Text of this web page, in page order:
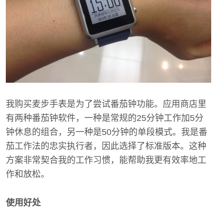
我购买麦步手表是为了尝试番茄钟功能。应用商店里
有两种番茄钟软件，一种是常规的25分钟工作加5分
钟休息的组合，另一种是50分钟的单段模式。我是番
茄工作法的忠实执行者，因此选择了标准版本。这种
方案非常契合我的工作习惯，能帮助我更有效率地工
作和放松。
使用好处